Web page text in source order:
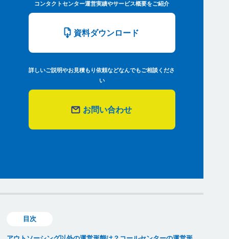
コンタクトセンター運営実績やサービス概要をご紹介
資料ダウンロード
詳しいご説明やお見積もり依頼などなんでもご相談くださ
い
お問い合わせ
目次